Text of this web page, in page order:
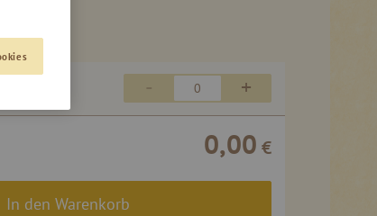
€ - +
0,00 €
In den Warenkorb